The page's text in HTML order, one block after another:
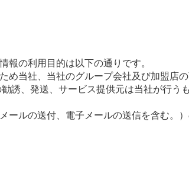
報の利用目的は以下の通りです。
当社、当社のグループ会社及び加盟店
誘、発送、サービス提供元は当社が行うも
ルの送付、電子メールの送信を含む。